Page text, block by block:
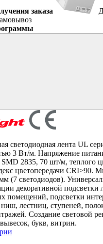
заказа
светодиодная лента UL
3 Вт/м. Напряжение
2835, 70 шт/м, теплого
цветопередачи CRI>90.
(7 светодиодов).
декоративной
помещений, подсветки
лестниц, ступеней,
Создание световой
букв, витрин.